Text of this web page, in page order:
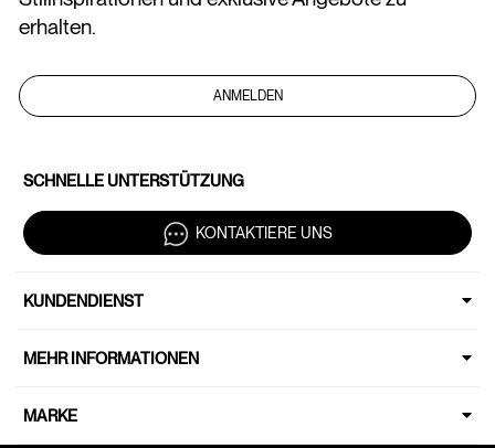
erhalten.
ANMELDEN
SCHNELLE UNTERSTÜTZUNG
KONTAKTIERE UNS
KUNDENDIENST
MEHR INFORMATIONEN
MARKE